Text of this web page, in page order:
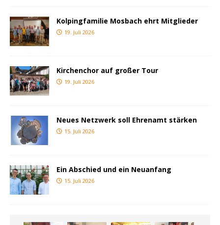
Kolpingfamilie Mosbach ehrt Mitglieder
19. Juli 2026
Kirchenchor auf großer Tour
19. Juli 2026
Neues Netzwerk soll Ehrenamt stärken
15. Juli 2026
Ein Abschied und ein Neuanfang
15. Juli 2026